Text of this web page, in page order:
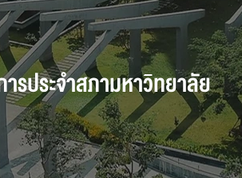
รประจำสภามหาวิทยาลัย